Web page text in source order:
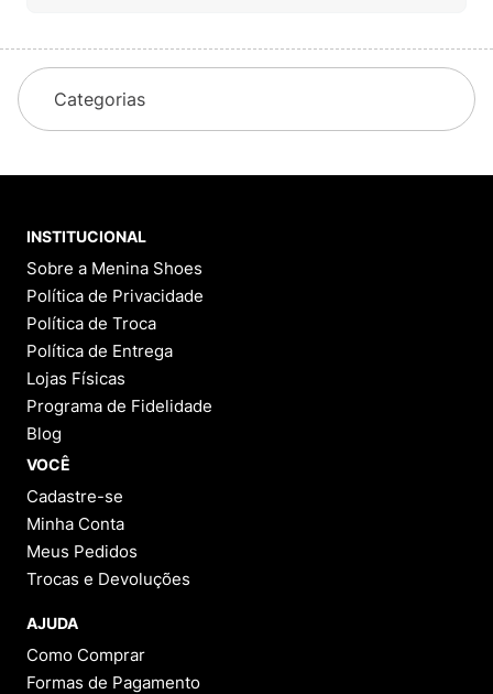
Categorias
INSTITUCIONAL
Sobre a Menina Shoes
Política de Privacidade
Política de Troca
Política de Entrega
Lojas Físicas
Programa de Fidelidade
Blog
VOCÊ
Cadastre-se
Minha Conta
Meus Pedidos
Trocas e Devoluções
AJUDA
Como Comprar
Formas de Pagamento